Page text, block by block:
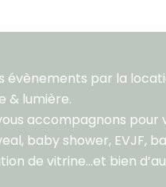
évènements par la
& lumière.
accompagnons pour
baby shower, EVJF,
de vitrine…et bien